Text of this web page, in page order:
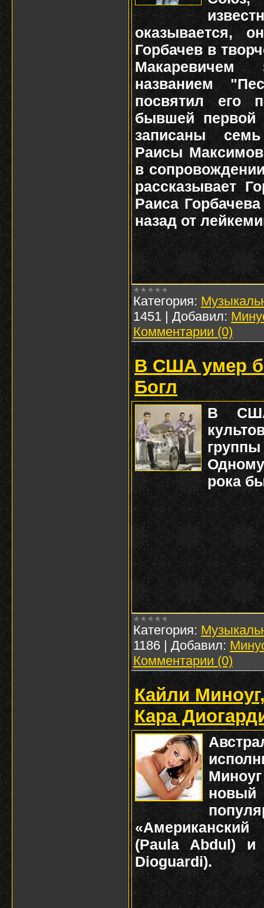
оказывается,
Горбачев в
названием
посвятил его
бывшей
записаны
Раисы
в
рассказывает
Раиса
назад от
Категория:
1451 | Добавил:
Комментарии (0)
В США умер
Богл
В США
рока
Категория:
1186 | Добавил:
Комментарии (0)
Кайли
Кара
новый
(Paula Abdul) и
Dioguardi).